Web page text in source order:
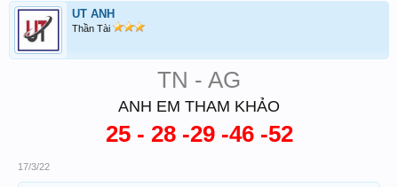
UT ANH
Thần Tài
TN - AG
ANH EM THAM KHẢO
25 - 28 -29 -46 -52
17/3/22